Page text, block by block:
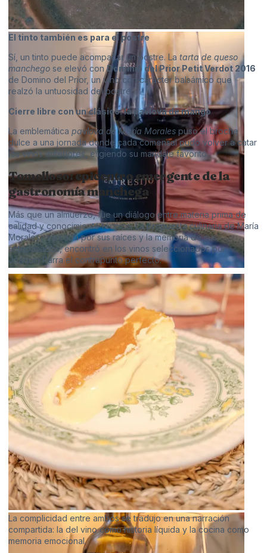
El tinto también es para el postre
Sí, un tinto puede acompañar un postre. La tarta de queso
manchego se elevó conDominio del Prior Petit Verdot 2016
de Domino del Prior, un vino con carácter balsámico que
realzó la untuosidad del postre.
Cierre libre con un clásico: la pavlova de mango
La emblemática pavlova de María Morales puso el broche
dulce a una jornada donde cada comensal pudo volver a catar
los vinos anteriores, eligiendo su maridaje favorito.
Tomelloso: epicentro emergente de la
gastronomía manchega
Más que un almuerzo, fue un diálogo entre materia prima de
calidad y conocimiento técnico. La propuesta culinaria de María
Morales, marcada por sus raíces y la memoria de sus
antepasados, encontró en los vinos seleccionados por
Joaquín Parra el contrapunto perfecto.
La complicidad entre ambos se tradujo en una narración
compartida: la del vino como historia líquida y la cocina como
memoria emocional.